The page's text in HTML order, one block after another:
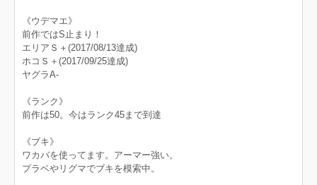
《ウデマエ》
前作ではS止まり！
エリアＳ＋(2017/08/13達成)
ホコＳ＋(2017/09/25達成)
ヤグラA-
《ランク》
前作は50。今はランク45まで到達
《ブキ》
ワカバを使ってます。アーマー強い。
プラベやリグマでブキを模索中。